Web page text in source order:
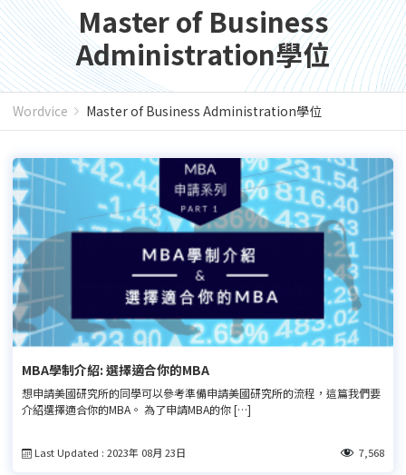
Master of Business
Administration學位
Wordvice Master of Business Administration學位
MBA學制介紹: 選擇適合你的MBA
想申請美國研究所的同學可以參考準備申請美國研究所的流程，這篇我們要
介紹選擇適合你的MBA。 為了申請MBA的你 […]
Last Updated : 2023年 08月 23日 7,568